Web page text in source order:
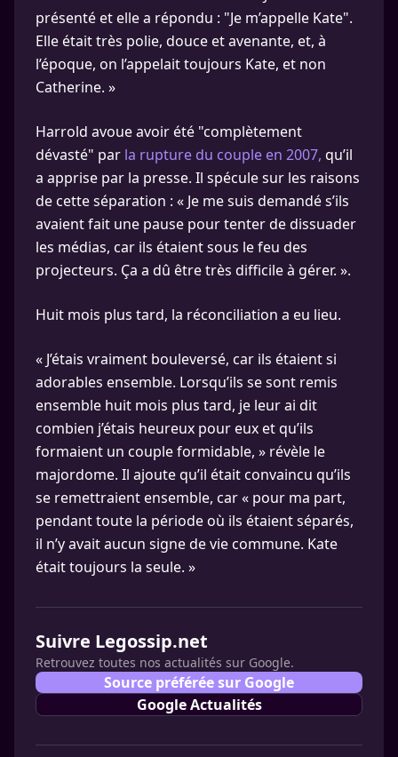
présenté et elle a répondu : "Je m’appelle Kate".
Elle était très polie, douce et avenante, et, à
l’époque, on l’appelait toujours Kate, et non
Catherine. »
Harrold avoue avoir été "complètement
dévasté" par la rupture du couple en 2007, qu’il
a apprise par la presse. Il spécule sur les raisons
de cette séparation : « Je me suis demandé s’ils
avaient fait une pause pour tenter de dissuader
les médias, car ils étaient sous le feu des
projecteurs. Ça a dû être très difficile à gérer. ».
Huit mois plus tard, la réconciliation a eu lieu.
« J’étais vraiment bouleversé, car ils étaient si
adorables ensemble. Lorsqu’ils se sont remis
ensemble huit mois plus tard, je leur ai dit
combien j’étais heureux pour eux et qu’ils
formaient un couple formidable, » révèle le
majordome. Il ajoute qu’il était convaincu qu’ils
se remettraient ensemble, car « pour ma part,
pendant toute la période où ils étaient séparés,
il n’y avait aucun signe de vie commune. Kate
était toujours la seule. »
Suivre Legossip.net
Retrouvez toutes nos actualités sur Google.
Source préférée sur Google
Google Actualités